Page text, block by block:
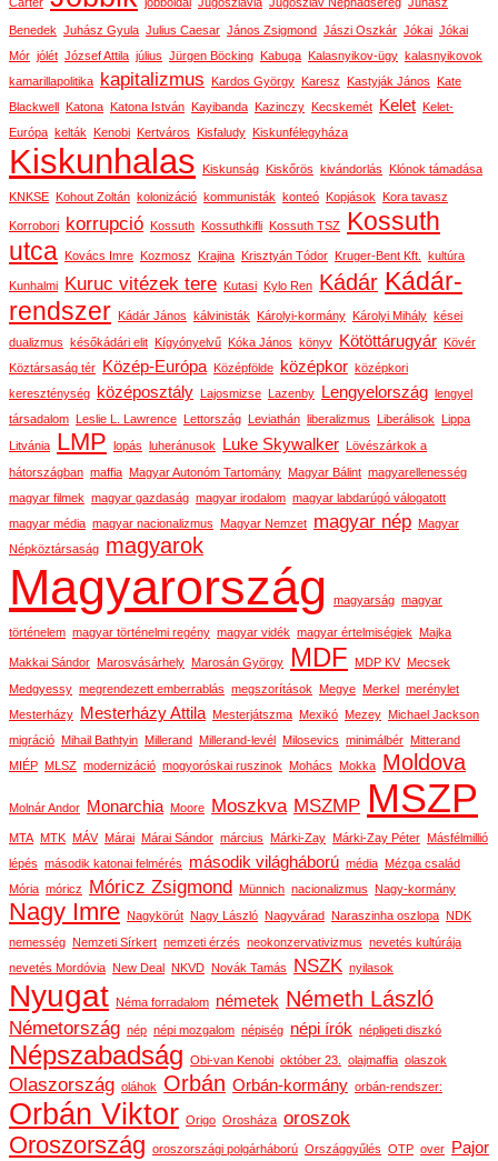
Benedek Juhász Gyula Julius Caesar János Zsigmond Jászi Oszkár Jókai Jókai
Mór jólét József Attila július Jürgen Böcking Kabuga Kalasnyikov-ügy kalasnyikovok
kamarillapolitika kapitalizmus Kardos György Karesz Kastyják János Kate
Blackwell Katona Katona István Kayibanda Kazinczy Kecskemét Kelet Kelet-
Európa kelták Kenobi Kertváros Kisfaludy Kiskunfélegyháza
Kiskunhalas Kiskunság Kiskőrös kivándorlás Klónok támadása
KNKSE Kohout Zoltán kolonizáció kommunisták konteó Kopjások Kora tavasz
Korrobori korrupció Kossuth Kossuthkifli Kossuth TSZ Kossuth
utca Kovács Imre Kozmosz Krajina Krisztyán Tódor Kruger-Bent Kft. kultúra
Kunhalmi Kuruc vitézek tere Kutasi Kylo Ren Kádár Kádár-
rendszer Kádár János kálvinisták Károlyi-kormány Károlyi Mihály kései
dualizmus későkádári elit Kígyónyelvű Kóka János könyv Kötöttárugyár Kövér
Köztársaság tér
Közép-Európa Középfölde középkor középkori
kereszténység
középosztály Lajosmizse Lazenby Lengyelország lengyel
társadalom Leslie L. Lawrence Lettország Leviathán liberalizmus Liberálisok Lippa
Litvánia LMP lopás luheránusok Luke Skywalker Lövészárkok a
hátországban maffia Magyar Autonóm Tartomány Magyar Bálint magyarellenesség
magyar filmek magyar gazdaság magyar irodalom magyar labdarúgó válogatott
magyar média magyar nacionalizmus Magyar Nemzet magyar nép Magyar
Népköztársaság magyarok
Magyarország magyarság magyar
történelem magyar történelmi regény magyar vidék magyar értelmiségiek Majka
Makkai Sándor Marosvásárhely Marosán György MDF MDP KV Mecsek
Medgyessy megrendezett emberrablás megszorítások Megye Merkel merénylet
Mesterházy
Mesterházy Attila Mesterjátszma Mexikó Mezey Michael Jackson
migráció Mihail Bathtyin Millerand Millerand-levél Milosevics minimálbér Mitterand
MIÉP MLSZ modernizáció mogyoróskai ruszinok Mohács Mokka Moldova
Molnár Andor Monarchia Moore Moszkva MSZMP MSZP
MTA MTK MÁV Márai Márai Sándor március Márki-Zay Márki-Zay Péter Másfélmillió
lépés második katonai felmérés második világháború média Mézga család
Mória móricz Móricz Zsigmond Münnich nacionalizmus Nagy-kormány
Nagy Imre Nagykörút Nagy László Nagyvárad Naraszinha oszlopa NDK
nemesség Nemzeti Sírkert nemzeti érzés neokonzervativizmus nevetés kultúrája
nevetés Mordóvia New Deal NKVD Novák Tamás NSZK nyilasok
Nyugat Néma forradalom németek Németh László
Németország nép népi mozgalom népiség népi írók népligeti diszkó
Népszabadság Obi-van Kenobi október 23. olajmaffia olaszok
Olaszország oláhok Orbán Orbán-kormány orbán-rendszer:
Orbán Viktor Origo Orosháza oroszok
Oroszország oroszországi polgárháború Országgyűlés OTP over
Pajor